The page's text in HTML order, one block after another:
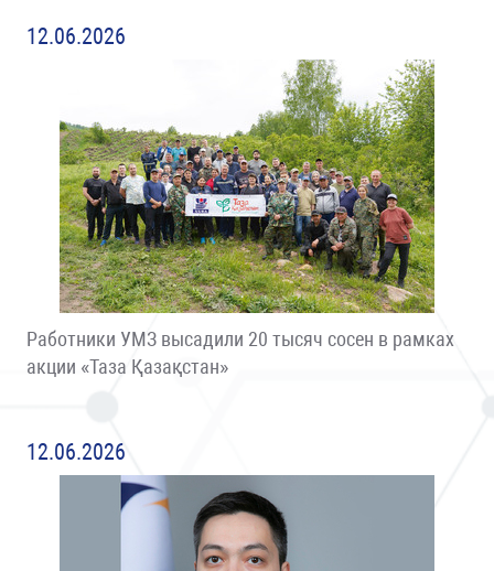
12.06.2026
Работники УМЗ высадили 20 тысяч сосен в рамках
акции «Таза Қазақстан»
12.06.2026